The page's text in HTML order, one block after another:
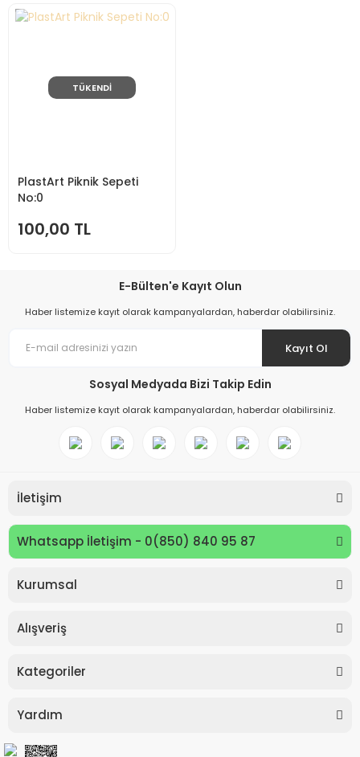
TÜKENDİ
PlastArt Piknik Sepeti
No:0
100,00 TL
E-Bülten'e Kayıt Olun
Haber listemize kayıt olarak kampanyalardan, haberdar olabilirsiniz.
Kayıt Ol
Sosyal Medyada Bizi Takip Edin
Haber listemize kayıt olarak kampanyalardan, haberdar olabilirsiniz.
İletişim
Whatsapp İletişim - 0(850) 840 95 87
Kurumsal
Alışveriş
Kategoriler
Yardım